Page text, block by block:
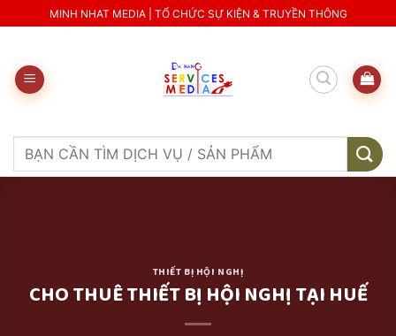
to
MINH NHAT MEDIA | TỔ CHỨC SỰ KIỆN & TRUYỀN THÔNG
Search
THIẾT BỊ HỘI NGHỊ
CHO THUÊ THIẾT BỊ HỘI NGHỊ TẠI HUẾ